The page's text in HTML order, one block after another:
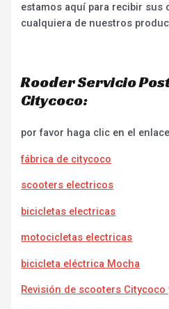
estamos aquí para recibir sus
cualquiera de nuestros
Rooder Servicio
Citycoco:
por favor haga clic en el
fábrica de citycoco
scooters electricos
bicicletas electricas
motocicletas electricas
bicicleta eléctrica Mocha
Revisión de scooters